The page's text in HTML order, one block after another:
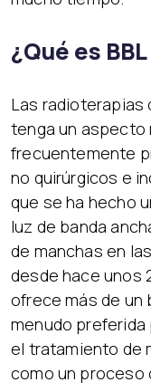
¿Qué es
Las radioterapias
tenga un aspecto
frecuentemente
no quirúrgicos e
que se ha hecho
luz de banda
de manchas en
desde hace unos
ofrece más de un
menudo preferida
el tratamiento de
como un proceso